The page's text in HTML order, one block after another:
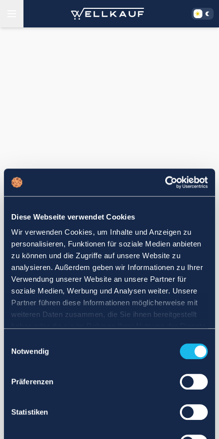
Diese Webseite verwendet Cookies
Wir verwenden Cookies, um Inhalte und Anzeigen zu
personalisieren, Funktionen für soziale Medien anbieten
zu können und die Zugriffe auf unsere Website zu
analysieren. Außerdem geben wir Informationen zu Ihrer
Verwendung unserer Website an unsere Partner für
soziale Medien, Werbung und Analysen weiter. Unsere
Partner führen diese Informationen möglicherweise mit
weiteren Daten zusammen, die Sie ihnen bereitgestellt
Notwendig
Präferenzen
Statistiken